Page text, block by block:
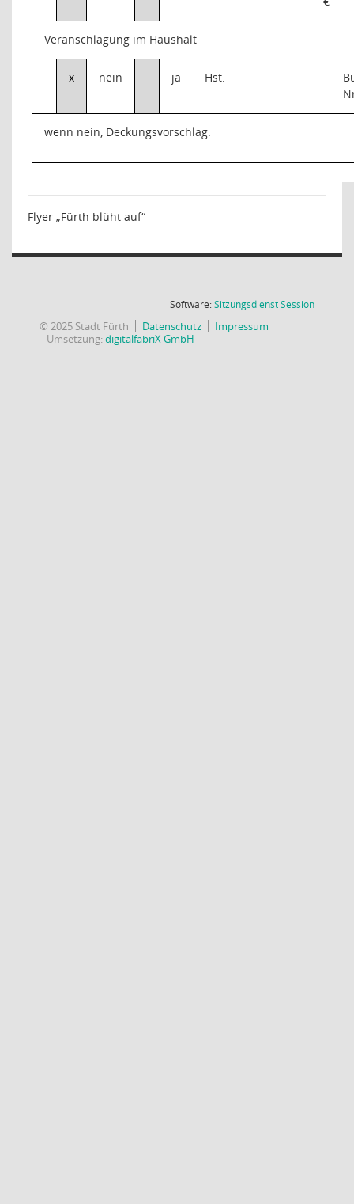
Veranschlagung im Haushalt
x nein ja Hst.
wenn nein, Deckungsvorschlag:
Flyer „Fürth blüht auf“
Software:SitzungsdienstSession(Wird in
© 2025 Stadt Fürth Datenschutz
Impressum
Umsetzung:digitalfabriX GmbH